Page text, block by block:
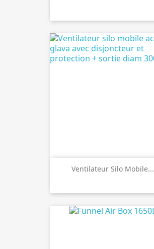
Ventilateur Silo Mobile...